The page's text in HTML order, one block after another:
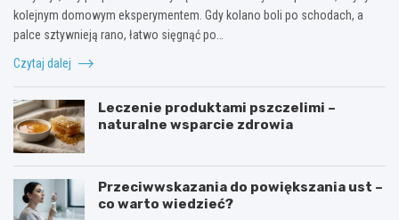
kolejnym domowym eksperymentem. Gdy kolano boli po schodach, a
palce sztywnieją rano, łatwo sięgnąć po…
Czytaj dalej
Leczenie produktami pszczelimi –
naturalne wsparcie zdrowia
Przeciwwskazania do powiększania ust –
co warto wiedzieć?